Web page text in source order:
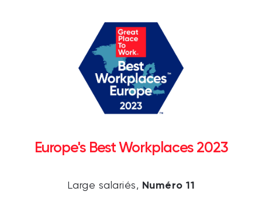
Europe's Best Workplaces 2023
Large salariés, Numéro 11